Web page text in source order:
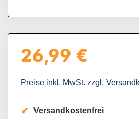
Regulärer Preis:
26,99 €
Preise inkl. MwSt. zzgl.
Versandkostenfrei